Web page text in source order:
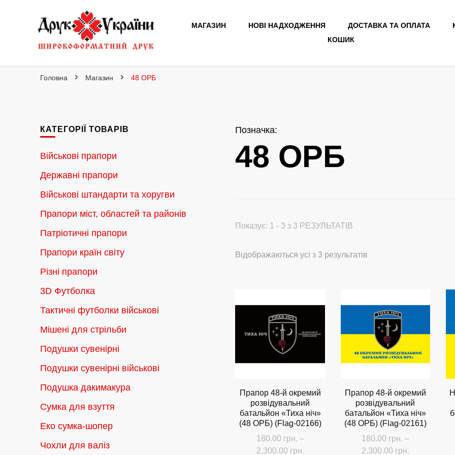
МАГАЗИН НОВІ НАДХОДЖЕННЯ ДОСТАВКА ТА ОПЛАТА
КОШИК
Головна Магазин 48 ОРБ
Позначка:
48 ОРБ
Показує: 1 - 3 з 3 РЕЗУЛЬТАТІВ
Відображаються усі з 3 результатів
Прапор 48-й окремий
розвідувальний
батальйон «Тиха ніч»
(48 ОРБ) (Flag-02166)
180.00 грн. –
2,300.00 грн.
Прапор 48-й окремий
розвідувальний
батальйон «Тиха ніч»
(48 ОРБ) (Flag-02161)
180.00 грн. –
2,300.00 грн.
КАТЕГОРІЇ ТОВАРІВ
Військові прапори
Державні прапори
Військові штандарти та хоругви
Прапори міст, областей та районів
Патріотичні прапори
Прапори країн світу
Різні прапори
3D Футболка
Тактичні футболки військові
Мішені для стрільби
Подушки сувенірні
Подушки сувенірні військові
Подушка дакимакура
Сумка для взуття
Еко сумка-шопер
Чохли для валіз